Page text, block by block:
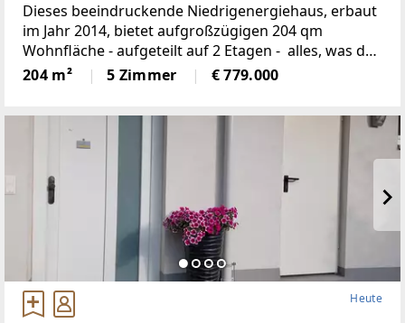
Dieses beeindruckende Niedrigenergiehaus, erbaut
im Jahr 2014, bietet aufgroßzügigen 204 qm
Wohnfläche - aufgeteilt auf 2 Etagen - alles, was das
Herzbegehrt. Die gut durchdachte Raumaufteilung,
die hochwertige Ausstattung und dervon
204 m² 5 Zimmer € 779.000
Heute